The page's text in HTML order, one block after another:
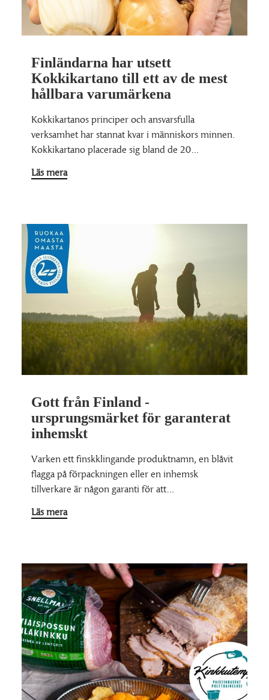
Finländarna har utsett
Kokkikartano till ett av de mest
hållbara varumärkena
Kokkikartanos principer och ansvarsfulla
verksamhet har stannat kvar i människors minnen.
Kokkikartano placerade sig bland de 20…
Läs mera
Gott från Finland -
ursprungsmärket för garanterat
inhemskt
Varken ett finskklingande produktnamn, en blåvit
flagga på förpackningen eller en inhemsk
tillverkare är någon garanti för att…
Läs mera